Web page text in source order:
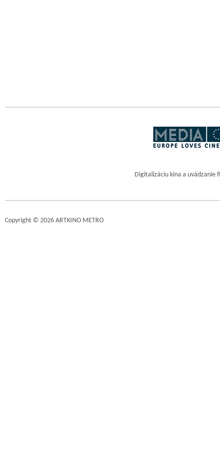
Digitalizáciu kina a uvádzanie
Copyright © 2026 ARTKINO METRO